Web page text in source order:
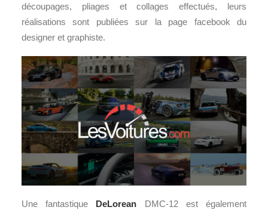
découpages, pliages et collages effectués, leurs
réalisations sont publiées sur la page facebook du
designer et graphiste.
Une fantastique DeLorean DMC-12 est également